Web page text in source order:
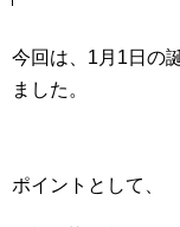
今回は、1月1日の
ました。
ポイントとして、